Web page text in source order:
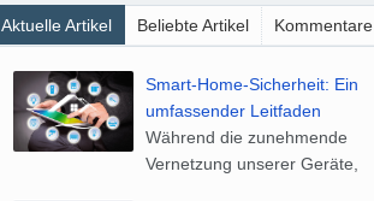
Aktuelle Artikel Beliebte Artikel Kommentare
Smart-Home-Sicherheit: Ein
umfassender Leitfaden
Während die zunehmende
Vernetzung unserer Geräte,